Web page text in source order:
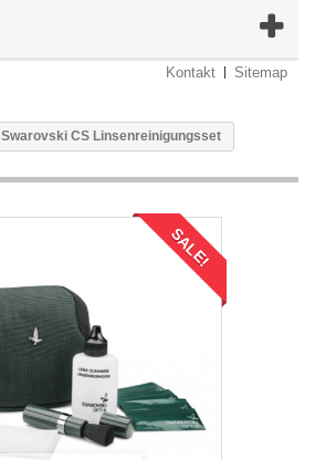
Kontakt Sitemap
Swarovski CS Linsenreinigungsset
SALE!